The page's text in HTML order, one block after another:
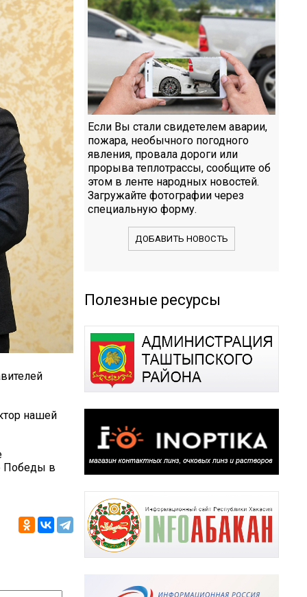
нашей
Победы в
Если Вы стали свидетелем аварии,
пожара, необычного погодного
явления, провала дороги или
прорыва теплотрассы, сообщите об
этом в ленте народных новостей.
Загружайте фотографии через
специальную форму.
ДОБАВИТЬ НОВОСТЬ
Полезные ресурсы